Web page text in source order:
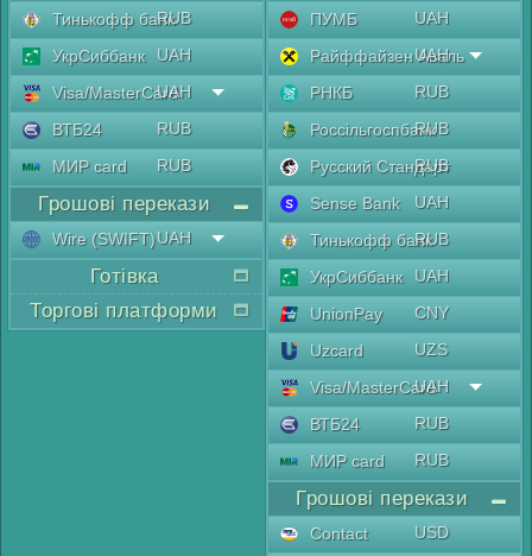
Тинькофф банкRUB
УкрСиббанк
UAH
Visa/MasterCard
UAH
ВТБ24
RUB
МИР card
RUB
Грошові перекази
Wire (SWIFT)UAH
Готівка
Торгові платформи
ПУМБ
UAH
Райффайзен Аваль
UAH
РНКБ
RUB
Россільгоспбанк
RUB
Русский Стандарт
RUB
Sense Bank
UAH
Тинькофф банкRUB
УкрСиббанк
UAH
UnionPay
CNY
Uzcard
UZS
Visa/MasterCard
UAH
ВТБ24
RUB
МИР card
RUB
Грошові перекази
Contaсt
USD